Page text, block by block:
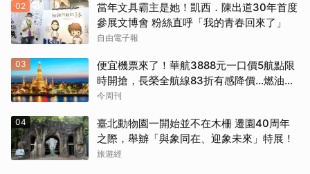
02
當年文具霸主是她！凱西．陳出道30年首度
參展文博會 粉絲直呼「我的青春回來了」
自由電子報
03
便宜機票來了！華航3888元一口價5航點限
時開搶，長榮全航線83折有感降價…燃油稅
8/9調漲早買早省
今周刊
04
臺北動物園一開始並不在木柵 遷園40周年
之際，舉辧「與象同在、迎象未來」特展！
旅遊經